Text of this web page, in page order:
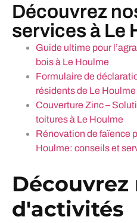
Découvrez
services à Le
Guide ultime pour
bois à Le Houlme
Formulaire de
résidents de Le Houlme
Couverture Zinc –
toitures à Le Houlme
Rénovation de faïence
Houlme: conseils et
Découvrez
d'activités